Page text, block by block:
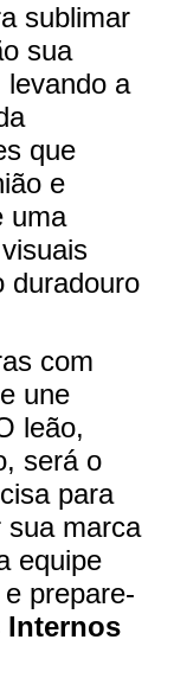
sublimar
sua
levando a
que
e
uma
duradouro
com
une
leão,
será o
para
sua marca
equipe
e prepare-
Internos